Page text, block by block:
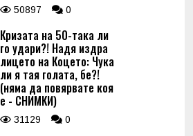
50897 0
Кризата на 50-така ли
го удари?! Надя издра
лицето на Коцето: Чука
ли я тая голата, бе?!
(няма да повярвате коя
е - СНИМКИ)
31129 0